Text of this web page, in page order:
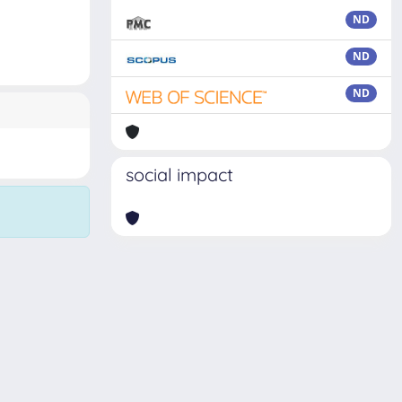
ND
ND
ND
social impact